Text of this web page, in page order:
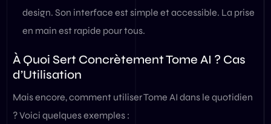
design. Son interface est simple et accessible. La prise
en main est rapide pour tous.
À Quoi Sert Concrètement Tome AI ? Cas
d’Utilisation
Mais encore, comment utiliser Tome AI dans le quotidien
? Voici quelques exemples :